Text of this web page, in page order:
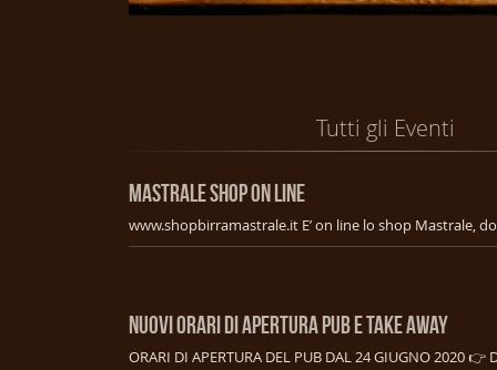
Tutti gli Eventi
MASTRALE SHOP ON LINE
NUOVI ORARI DI APERTURA PUB E TAKE AWAY